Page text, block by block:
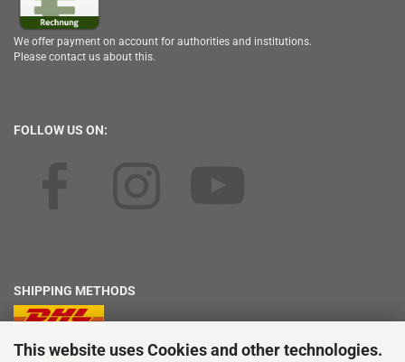
This website uses Cookies and other technologies.
We offer payment on account for authorities and institutions.
Please contact us about this.
FOLLOW US ON:
SHIPPING METHODS